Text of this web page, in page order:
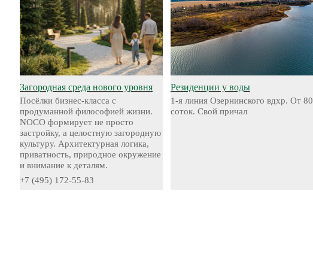
Загородная среда нового уровня
Посёлки бизнес-класса с
продуманной философией жизни.
NOCO формирует не просто
застройку, а целостную загородную
культуру. Архитектурная логика,
приватность, природное окружение
и внимание к деталям.
+7 (495) 172-55-83
Резиденции у воды
1-я линия Озернинского вдхр. От 80
соток. Свой причал